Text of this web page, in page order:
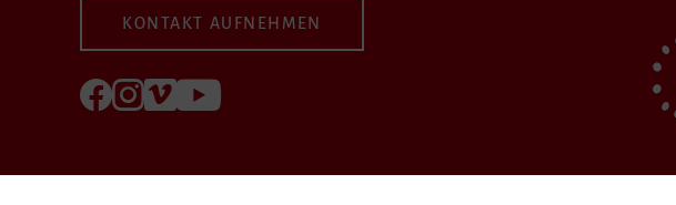
KONTAKT AUFNEHMEN
Folgen Sie uns auf Facebook
Folgen Sie uns auf Instagram
Besuchen Sie uns bei Vimeo